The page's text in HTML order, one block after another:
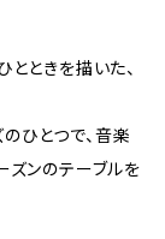
ときを描いた、
ひとつで、音楽
ズンのテーブルを